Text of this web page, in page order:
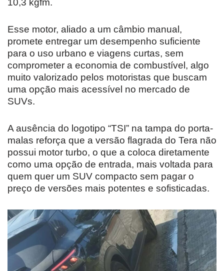
10,3 kgfm.
Esse motor, aliado a um câmbio manual,
promete entregar um desempenho suficiente
para o uso urbano e viagens curtas, sem
comprometer a economia de combustível, algo
muito valorizado pelos motoristas que buscam
uma opção mais acessível no mercado de
SUVs.
A ausência do logotipo “TSI” na tampa do porta-
malas reforça que a versão flagrada do Tera não
possui motor turbo, o que a coloca diretamente
como uma opção de entrada, mais voltada para
quem quer um SUV compacto sem pagar o
preço de versões mais potentes e sofisticadas.